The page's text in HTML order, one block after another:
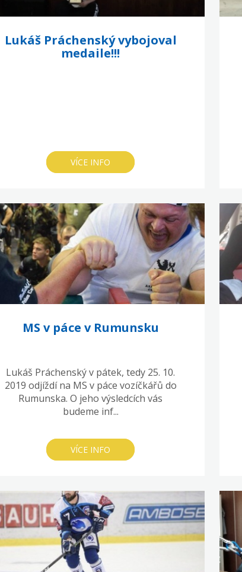
Lukáš Práchenský vybojoval
medaile!!!
VÍCE INFO
MS v páce v Rumunsku
Lukáš Práchenský v pátek, tedy 25. 10.
2019 odjíždí na MS v páce vozíčkářů do
Rumunska. O jeho výsledcích vás
budeme inf...
VÍCE INFO